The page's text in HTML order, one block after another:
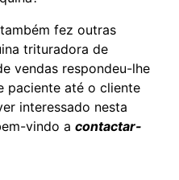
fez outras
trituradora de
vendas respondeu-lhe
paciente até o cliente
interessado nesta
vindo a contactar-